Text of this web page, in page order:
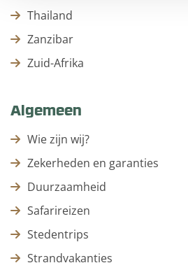
Thailand
Zanzibar
Zuid-Afrika
Algemeen
Wie zijn wij?
Zekerheden en garanties
Duurzaamheid
Safarireizen
Stedentrips
Strandvakanties